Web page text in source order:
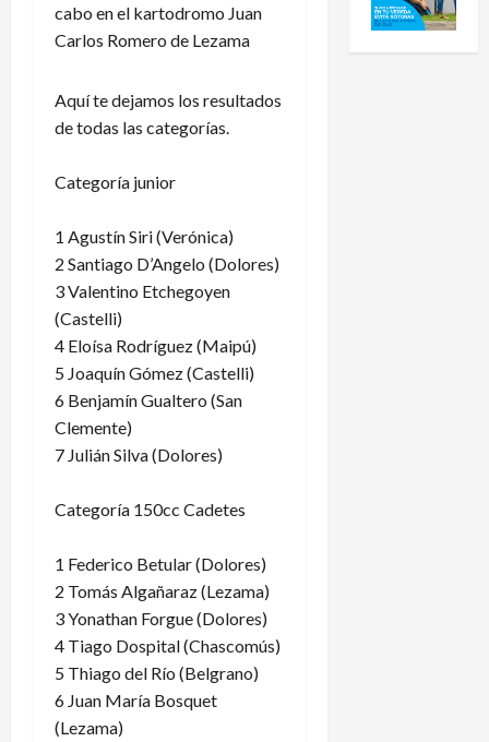
cabo en el kartodromo Juan
Carlos Romero de Lezama
Aquí te dejamos los resultados
de todas las categorías.
Categoría junior
1 Agustín Siri (Verónica)
2 Santiago D’Angelo (Dolores)
3 Valentino Etchegoyen
(Castelli)
4 Eloísa Rodríguez (Maipú)
5 Joaquín Gómez (Castelli)
6 Benjamín Gualtero (San
Clemente)
7 Julián Silva (Dolores)
Categoría 150cc Cadetes
1 Federico Betular (Dolores)
2 Tomás Algañaraz (Lezama)
3 Yonathan Forgue (Dolores)
4 Tiago Dospital (Chascomús)
5 Thiago del Río (Belgrano)
6 Juan María Bosquet
(Lezama)